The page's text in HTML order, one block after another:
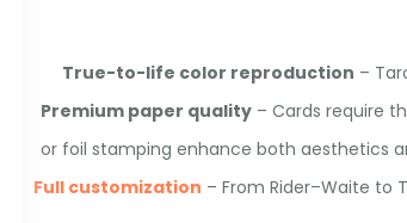
True-to-life color reproduction –
Premium paper quality – Cards require
or foil stamping enhance both aesthetics
Full customization – From Rider–Waite to